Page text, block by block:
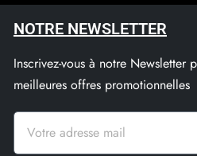
NOTRE NEWSLETTER
Inscrivez-vous à notre Newsletter
meilleures offres promotionnelles